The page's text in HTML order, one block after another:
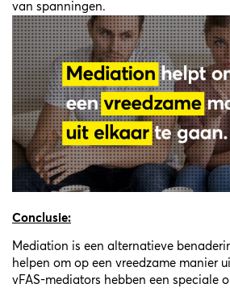
van spanningen.
Conclusie:
Mediation is een alternatieve
helpen om op een vreedzame manier
vFAS-mediators hebben een speciale